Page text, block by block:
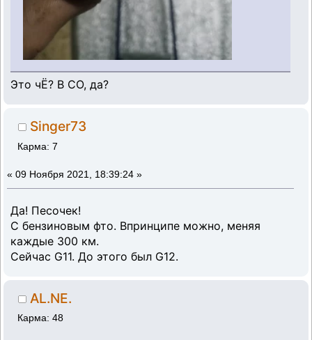
Это чЁ? В СО, да?
Singer73
Карма: 7
« 09 Ноября 2021, 18:39:24 »
Да! Песочек!
С бензиновым фто. Впринципе можно, меняя
каждые 300 км.
Сейчас G11. До этого был G12.
AL.NE.
Карма: 48